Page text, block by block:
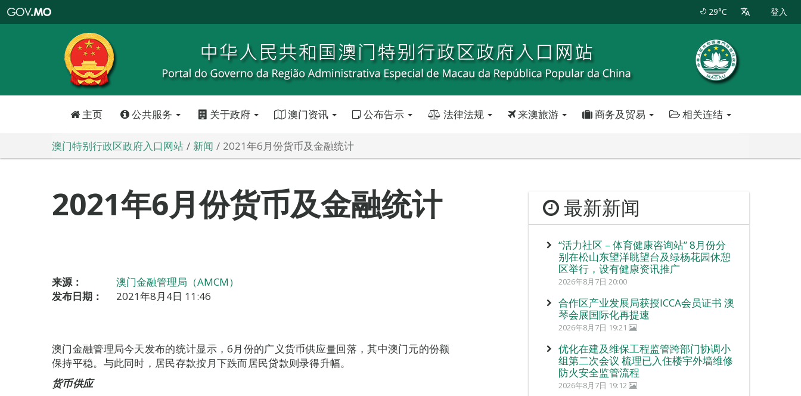
特
政
区
政
口
29°C 登入
主页 公共服务 关于政府 澳门资讯 公布告示 法律法规 来澳旅游 商务及贸易 相关连结
澳门特别行政区政府入口网站 新闻 2021年6月份货币及金融统计
2021年6月份货币及金融统计
来源：
澳门金融管理局（AMCM）
发布日期：
2021年8月4日 11:46
澳门金融管理局今天发布的统计显示，6月份的广义货币供应量回落，其中澳门元的份额
保持平稳。与此同时，居民存款按月下跌而居民贷款则录得升幅。
货币供应
最新新闻
“活力社区 – 体育健康咨询站” 8月份分
别在松山东望洋眺望台及绿杨花园休憩
区举行，设有健康资讯推广
2026年8月7日 20:00
合作区产业发展局获授ICCA会员证书 澳
琴会展国际化再提速
2026年8月7日 19:21
优化在建及维保工程监管跨部门协调小
组第二次会议 梳理已入住楼宇外墙维修
防火安全监管流程
2026年8月7日 19:12